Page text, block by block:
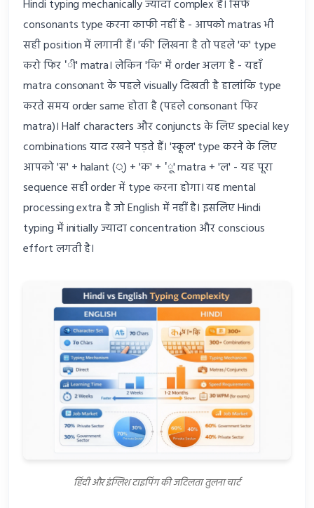
Hindi typing mechanically ज्यादा complex है। सिर्फ
consonants type करना काफी नहीं है - आपको matras भी
सही position में लगानी हैं। 'की' लिखना है तो पहले 'क' type
करो फिर 'ी' matra। लेकिन 'कि' में order अलग है - यहाँ
matra consonant के पहले visually दिखती है हालांकि type
करते समय order same होता है (पहले consonant फिर
matra)। Half characters और conjuncts के लिए special key
combinations याद रखने पड़ते हैं। 'स्कूल' type करने के लिए
आपको 'स' + halant (्) + 'क' + 'ू' matra + 'ल' - यह पूरा
sequence सही order में type करना होगा। यह mental
processing extra है जो English में नहीं है। इसलिए Hindi
typing में initially ज्यादा concentration और conscious
effort लगती है।
हिंदी और इंग्लिश टाइपिंग की जटिलता तुलना चार्ट